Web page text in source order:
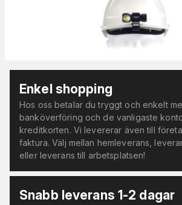
Enkel shopping
Hos oss betalar du tryggt och enkelt
banköverföring och de vanligaste
kreditkorten. Vi levererar även till
faktura. Välj mellan hemleverans,
eller leverans till arbetsplatsen!
Snabb leverans 1-2 dagar